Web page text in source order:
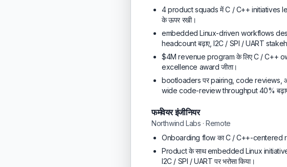
4 product squads में C / C++ initiatives
के ऊपर रखी।
embedded Linux-driven workflows
headcount बढ़ाए, I2C / SPI / UART
$4M revenue program के लिए C / C++
excellence award जीता।
bootloaders पर pairing, code reviews,
wide code-review throughput 40%
फर्मवेयर इंजीनियर
Northwind Labs · Remote
Onboarding flow का C / C++-centered
Product के साथ embedded Linux
I2C / SPI / UART पर भरोसा किया।